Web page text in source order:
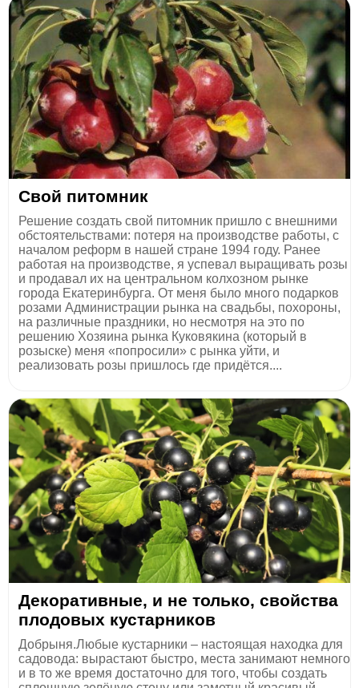
Свой питомник
Решение создать свой питомник пришло с внешними
обстоятельствами: потеря на производстве работы, с
началом реформ в нашей стране 1994 году. Ранее
работая на производстве, я успевал выращивать розы
и продавал их на центральном колхозном рынке
города Екатеринбурга. От меня было много подарков
розами Администрации рынка на свадьбы, похороны,
на различные праздники, но несмотря на это по
решению Хозяина рынка Куковякина (который в
розыске) меня «попросили» с рынка уйти, и
реализовать розы пришлось где придётся....
Декоративные, и не только, свойства
плодовых кустарников
Добрыня.Любые кустарники – настоящая находка для
садовода: вырастают быстро, места занимают немного
и в то же время достаточно для того, чтобы создать